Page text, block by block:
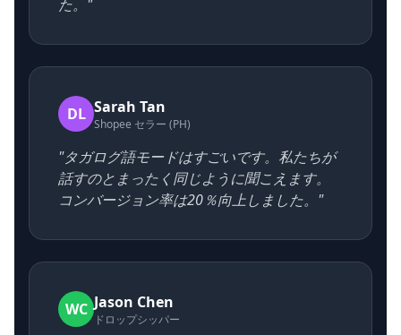
た。"
DL Sarah Tan
Shopee セラー (PH)
"タガログ語モードはすごいです。私たちが
話すのとまったく同じように聞こえます。
コンバージョン率は20％向上しました。"
WC Jason Chen
ドロップシッパー